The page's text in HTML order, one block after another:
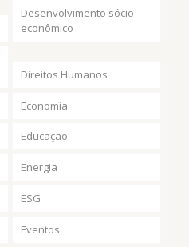
Desenvolvimento sócio-
econômico
Direitos Humanos
Economia
Educação
Energia
ESG
Eventos